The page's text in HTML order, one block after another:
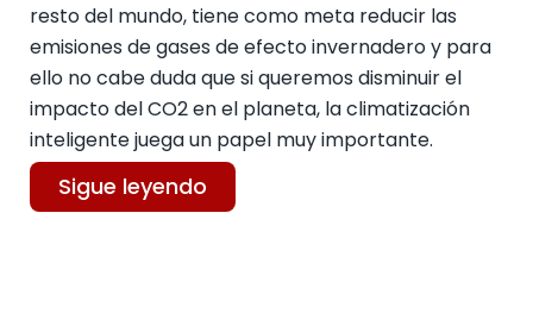
resto del mundo, tiene como meta reducir las
emisiones de gases de efecto invernadero y para
ello no cabe duda que si queremos disminuir el
impacto del CO2 en el planeta, la climatización
inteligente juega un papel muy importante.
Sigue leyendo